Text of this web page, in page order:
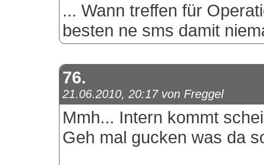
... Wann treffen für
besten ne sms damit
76.
21.06.2010, 20:17 von Freggel
Mmh... Intern kommt
Geh mal gucken was da